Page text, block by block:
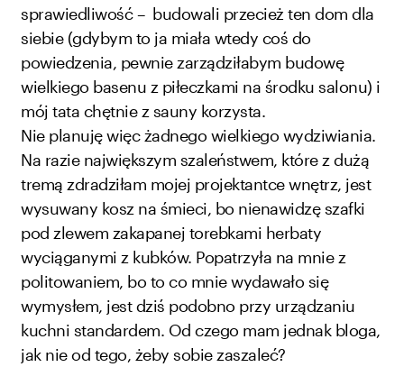
sprawiedliwość – budowali przecież ten dom dla
siebie (gdybym to ja miała wtedy coś do
powiedzenia, pewnie zarządziłabym budowę
wielkiego basenu z piłeczkami na środku salonu) i
mój tata chętnie z sauny korzysta.
Nie planuję więc żadnego wielkiego wydziwiania.
Na razie największym szaleństwem, które z dużą
tremą zdradziłam mojej projektantce wnętrz, jest
wysuwany kosz na śmieci, bo nienawidzę szafki
pod zlewem zakapanej torebkami herbaty
wyciąganymi z kubków. Popatrzyła na mnie z
politowaniem, bo to co mnie wydawało się
wymysłem, jest dziś podobno przy urządzaniu
kuchni standardem. Od czego mam jednak bloga,
jak nie od tego, żeby sobie zaszaleć?